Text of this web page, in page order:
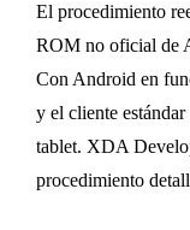
El procedimiento
ROM no oficial de
Con Android en
y el cliente
tablet. XDA
procedimiento